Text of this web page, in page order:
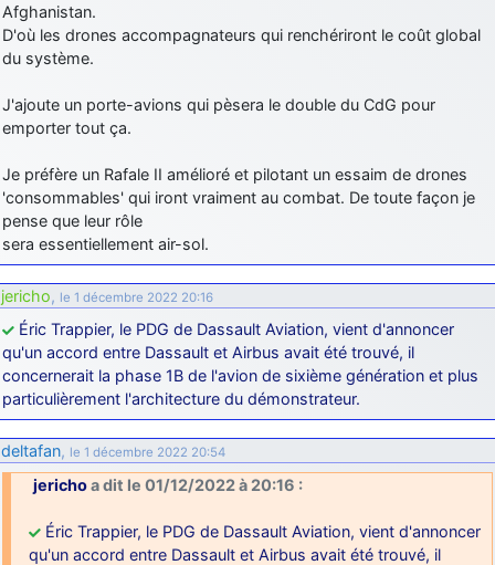
Afghanistan.
D'où les drones accompagnateurs qui renchériront le coût global
du système.
J'ajoute un porte-avions qui pèsera le double du CdG pour
emporter tout ça.
Je préfère un Rafale II amélioré et pilotant un essaim de drones
'consommables' qui iront vraiment au combat. De toute façon je
pense que leur rôle
sera essentiellement air-sol.
jericho, le 1 décembre 2022 20:16
Éric Trappier, le PDG de Dassault Aviation, vient d'annoncer
qu'un accord entre Dassault et Airbus avait été trouvé, il
concernerait la phase 1B de l'avion de sixième génération et plus
particulièrement l'architecture du démonstrateur.
deltafan, le 1 décembre 2022 20:54
jerichoa dit le 01/12/2022 à 20:16 :
Éric Trappier, le PDG de Dassault Aviation, vient d'annoncer
qu'un accord entre Dassault et Airbus avait été trouvé, il